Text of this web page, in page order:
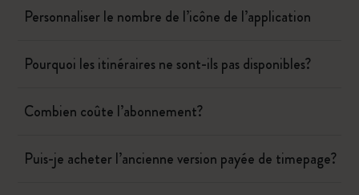
Personnaliser le nombre de l’icône de l’application
Pourquoi les itinéraires ne sont-ils pas disponibles?
Combien coûte l’abonnement?
Puis-je acheter l’ancienne version payée de timepage?